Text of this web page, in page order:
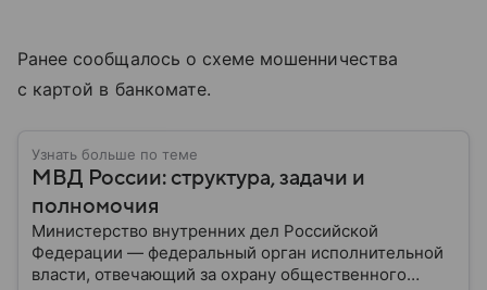
Ранее сообщалось о схеме мошенничества
с картой в банкомате.
Узнать больше по теме
МВД России: структура, задачи и
полномочия
Министерство внутренних дел Российской
Федерации — федеральный орган исполнительной
власти, отвечающий за охрану общественного